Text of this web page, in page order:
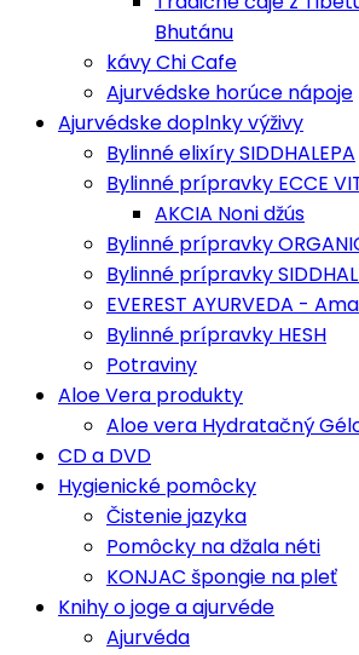
Bhutánu
kávy Chi Cafe
Ajurvédske horúce nápoje
Ajurvédske doplnky výživy
Bylinné elixíry SIDDHALEPA
Bylinné prípravky ECCE
AKCIA Noni džús
Bylinné prípravky
Bylinné prípravky
EVEREST AYURVEDA -
Bylinné prípravky HESH
Potraviny
Aloe Vera produkty
Aloe vera Hydratačný
CD a DVD
Hygienické pomôcky
Čistenie jazyka
Pomôcky na džala néti
KONJAC špongie na pleť
Knihy o joge a ajurvéde
Ajurvéda